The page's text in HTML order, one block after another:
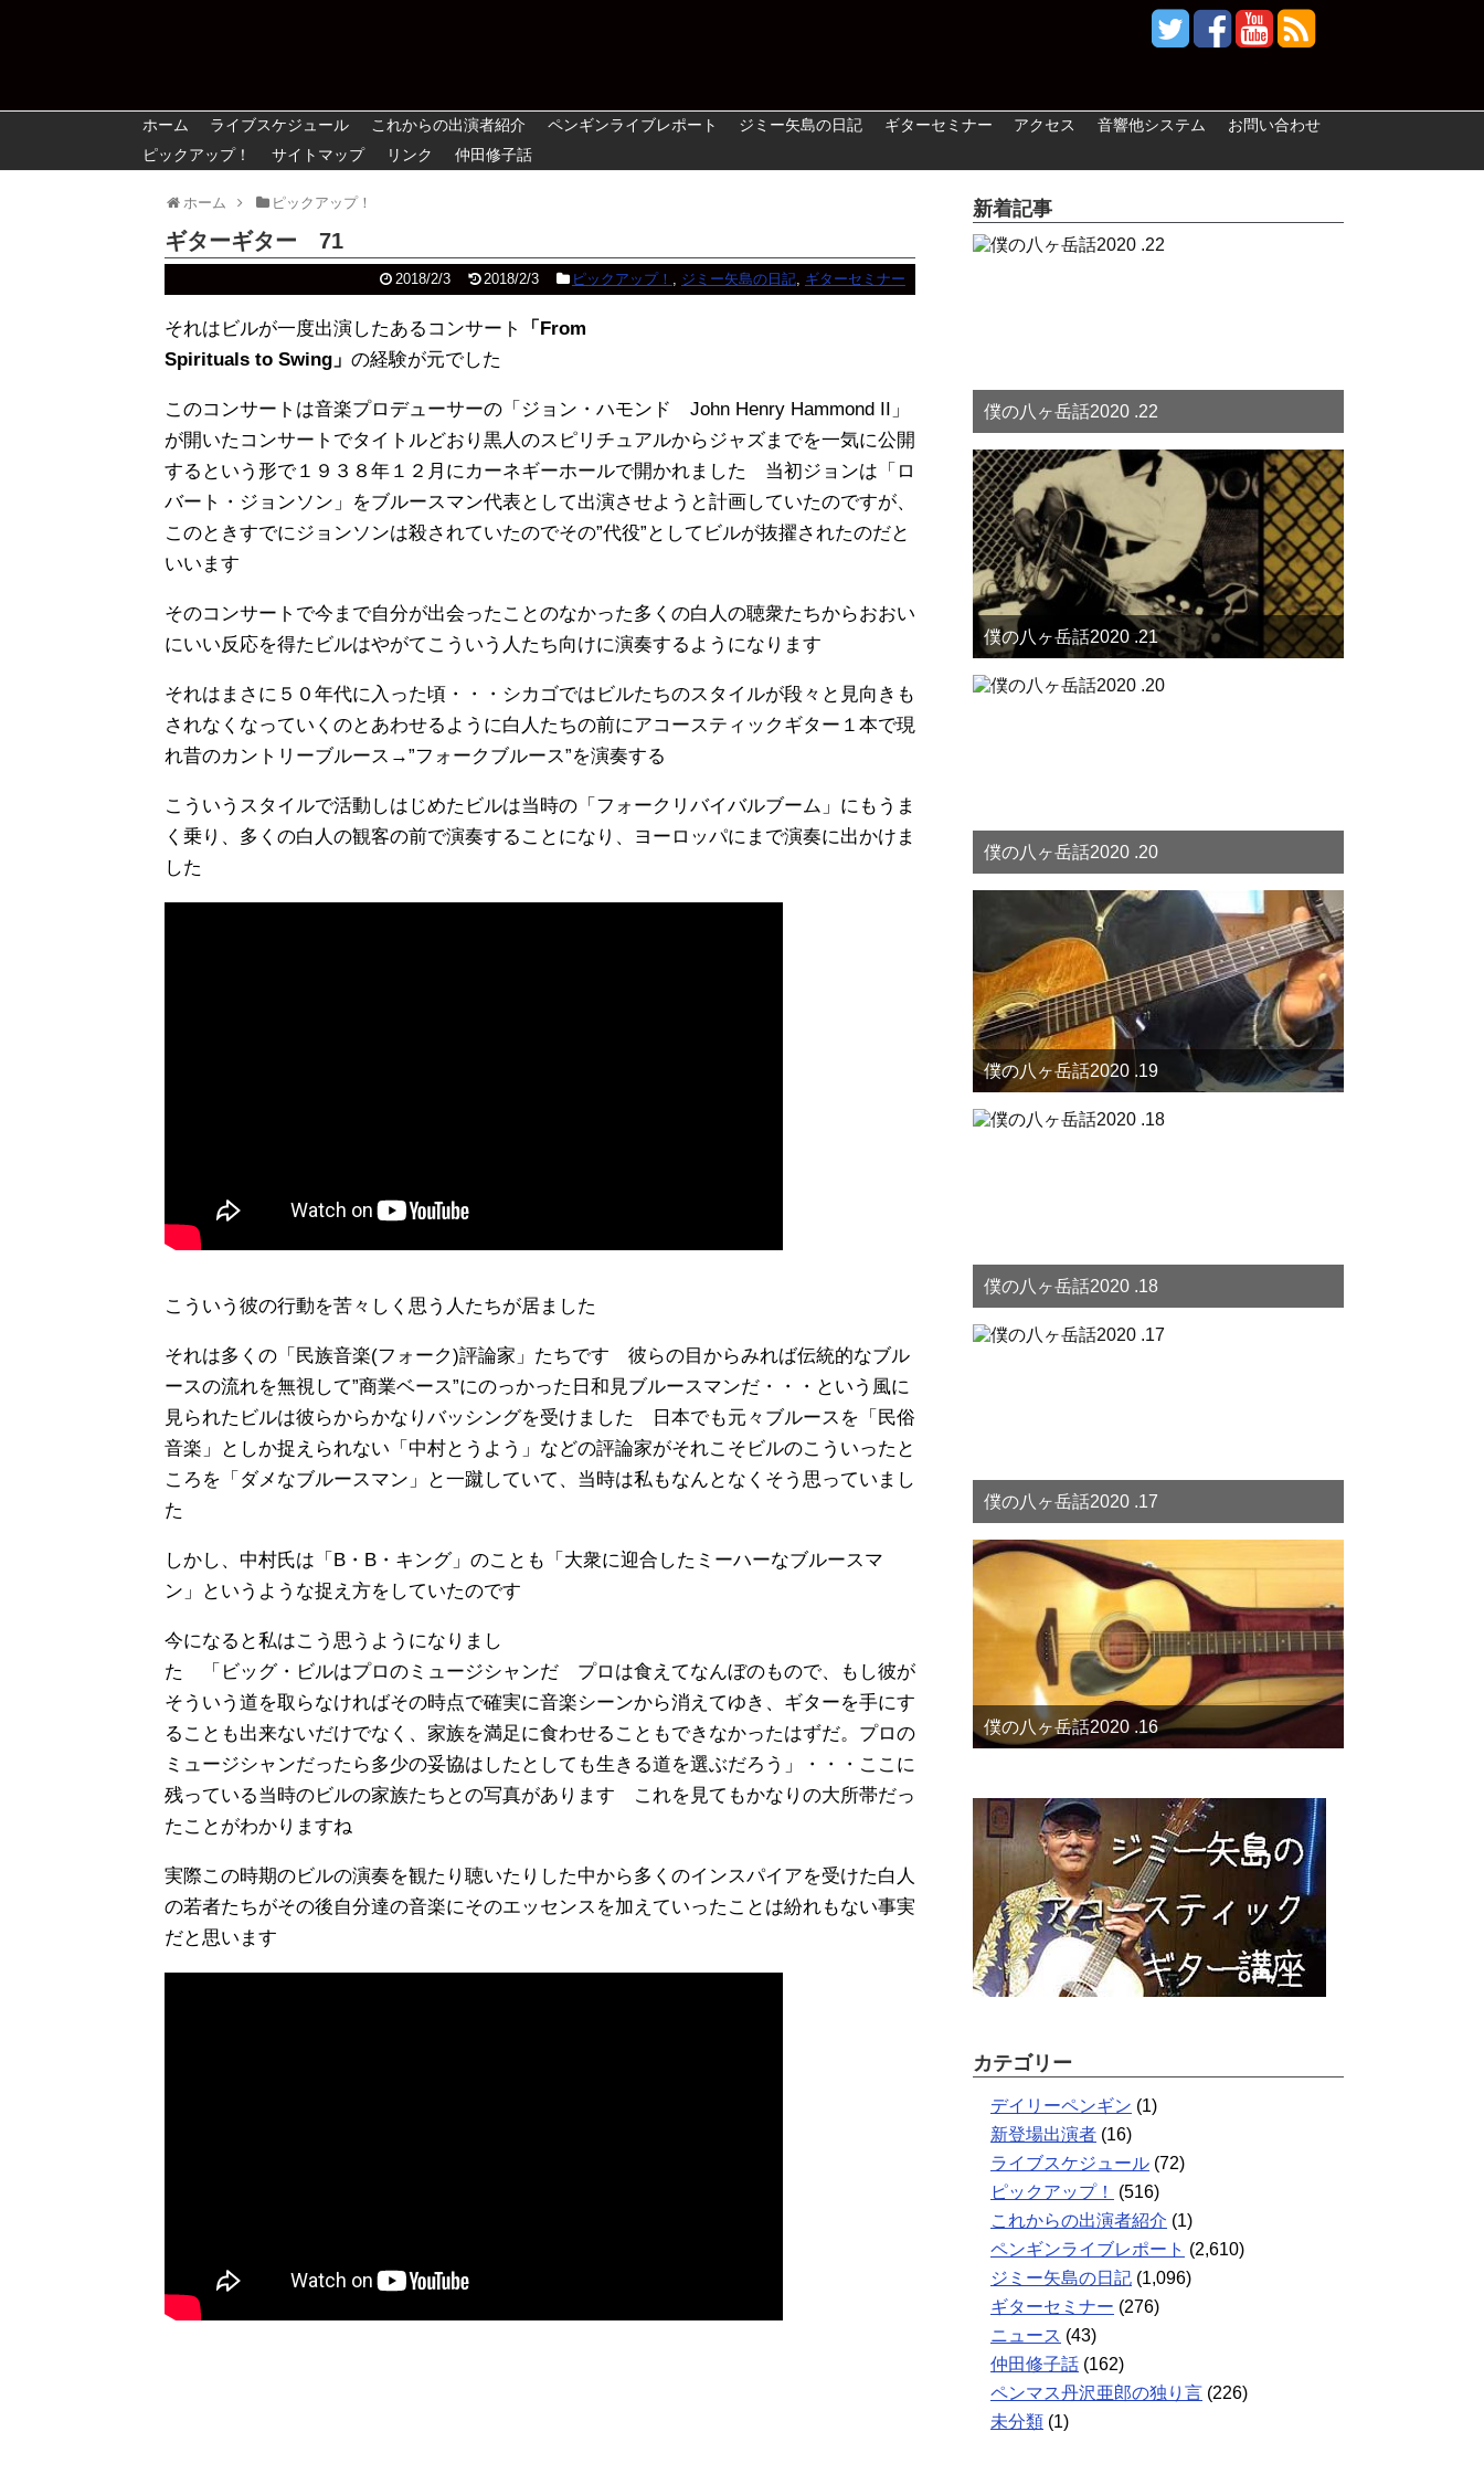
ホーム ライブスケジュール これからの出演者紹介 ペンギンライブレポート ジミー矢島の日記 ギターセミナー アクセス 音響他システム
お問い合わせ
ピックアップ！
サイトマップ リンク 仲田修子話
ホーム ピックアップ！
ギターギター 71
2018/2/3 2018/2/3 ピックアップ！ ジミー矢島の日記, ギターセミナー
それはビルが一度出演したあるコンサート
「From
Spirituals to Swing」 の経験が元でした
このコンサートは音楽プロデューサーの「ジョン・ハモンド John Henry Hammond II」
が開いたコンサートでタイトルどおり黒人のスピリチュアルからジャズまでを一気に公開
するという形で１９３８年１２月にカーネギーホールで開かれました 当初ジョンは「ロ
バート・ジョンソン」をブルースマン代表として出演させようと計画していたのですが、
このときすでにジョンソンは殺されていたのでその”代役”としてビルが抜擢されたのだと
いいます
そのコンサートで今まで自分が出会ったことのなかった多くの白人の聴衆たちからおおい
にいい反応を得たビルはやがてこういう人たち向けに演奏するようになります
それはまさに５０年代に入った頃・・・シカゴではビルたちのスタイルが段々と見向きも
されなくなっていくのとあわせるように白人たちの前にアコースティックギター１本で現
れ昔のカントリーブルース→”フォークブルース”を演奏する
こういうスタイルで活動しはじめたビルは当時の「フォークリバイバルブーム」にもうま
く乗り、多くの白人の観客の前で演奏することになり、ヨーロッパにまで演奏に出かけま
した
こういう彼の行動を苦々しく思う人たちが居ました
それは多くの「民族音楽(フォーク)評論家」たちです 彼らの目からみれば伝統的なブル
ースの流れを無視して”商業ベース”にのっかった日和見ブルースマンだ・・・という風に
見られたビルは彼らからかなりバッシングを受けました 日本でも元々ブルースを「民俗
音楽」としか捉えられない「中村とうよう」などの評論家がそれこそビルのこういったと
ころを「ダメなブルースマン」と一蹴していて、当時は私もなんとなくそう思っていまし
た
しかし、中村氏は「B・B・キング」のことも「大衆に迎合したミーハーなブルースマ
ン」というような捉え方をしていたのです
今になると私はこう思うようになりまし
た 「ビッグ・ビルはプロのミュージシャンだ プロは食えてなんぼのもので、もし彼が
そういう道を取らなければその時点で確実に音楽シーンから消えてゆき、ギターを手にす
ることも出来ないだけでなく、家族を満足に食わせることもできなかったはずだ。プロの
ミュージシャンだったら多少の妥協はしたとしても生きる道を選ぶだろう」・・・ここに
残っている当時のビルの家族たちとの写真があります これを見てもかなりの大所帯だっ
たことがわかりますね
実際この時期のビルの演奏を観たり聴いたりした中から多くのインスパイアを受けた白人
の若者たちがその後自分達の音楽にそのエッセンスを加えていったことは紛れもない事実
だと思います
新着記事
僕の八ヶ岳話2020 .22
僕の八ヶ岳話2020 .21
僕の八ヶ岳話2020 .20
僕の八ヶ岳話2020 .19
僕の八ヶ岳話2020 .18
僕の八ヶ岳話2020 .17
僕の八ヶ岳話2020 .16
カテゴリー
デイリーペンギン (1)
新登場出演者 (16)
ライブスケジュール (72)
ピックアップ！
(516)
これからの出演者紹介 (1)
ペンギンライブレポート (2,610)
ジミー矢島の日記 (1,096)
ギターセミナー (276)
ニュース (43)
仲田修子話 (162)
ペンマス丹沢亜郎の独り言 (226)
未分類 (1)